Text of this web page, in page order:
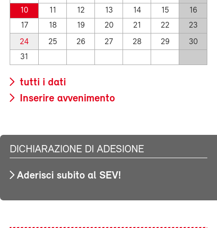
10
11 12 13 14 15
16
17
18 19 20 21 22
23
24
25 26 27 28 29
30
31
tutti i dati
Inserire avvenimento
DICHIARAZIONE DI ADESIONE
Aderisci subito al SEV!